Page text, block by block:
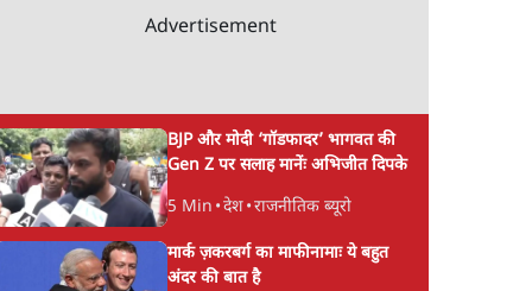
Advertisement
BJP और मोदी ‘गॉडफादर’ भागवत की
Gen Z पर सलाह मानेंः अभिजीत दिपके
5 Min •देश•राजनीतिक ब्यूरो
मार्क ज़करबर्ग का माफीनामाः ये बहुत
अंदर की बात है